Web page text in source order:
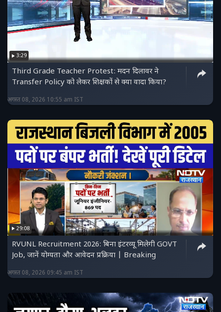
3:29
Third Grade Teacher Protest: मदन दिलावर ने
Transfer Policy को लेकर शिक्षकों से क्या वादा किया?
अगस्त 08, 2026 10:55 am IST
29:08
RVUNL Recruitment 2026: बिना इंटरव्यू मिलेगी GOVT
Job, जानें योग्यता और आवेदन प्रक्रिया | Breaking
अगस्त 08, 2026 09:45 am IST